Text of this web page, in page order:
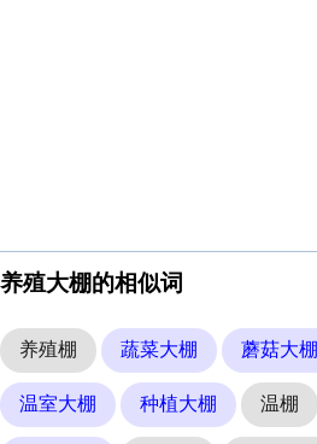
养殖大棚的相似词
养殖棚 蔬菜大棚 蘑菇大棚
温室大棚 种植大棚 温棚